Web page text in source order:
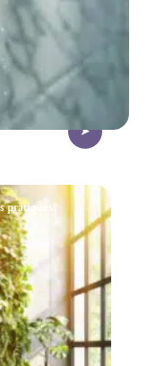
pratiques